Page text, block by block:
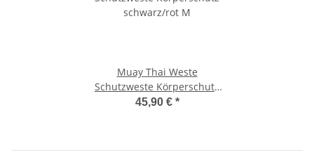
Muay Thai Weste
Schutzweste Körperschutz
schwarz/rot M
45,90 € *